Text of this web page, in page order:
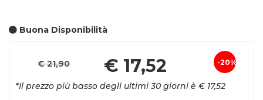
Buona Disponibilità
Sconto
20%
€ 21,90 € 17,52
*Il prezzo più basso degli ultimi 30 giorni è € 17,52